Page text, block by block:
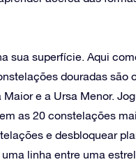
sua superfície. Aqui
douradas são
e a Ursa Menor.
as 20 constelações
e desbloquear
linha entre uma